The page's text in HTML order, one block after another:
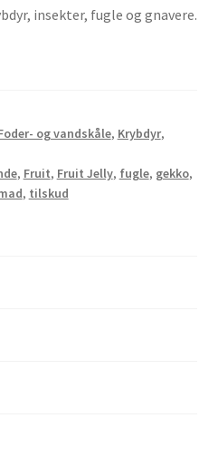
insekter, fugle og gnavere.
og vandskåle, Krybdyr,
, Fruit, Fruit Jelly, fugle, gekko,
, tilskud